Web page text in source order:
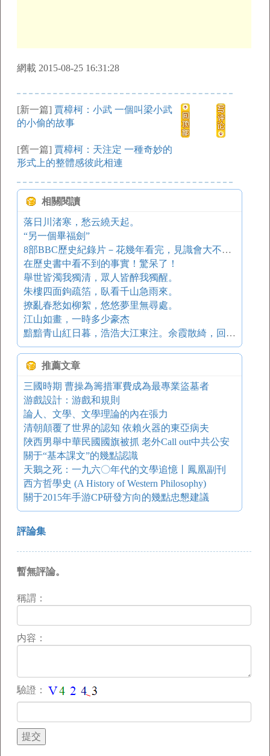
網載 2015-08-25 16:31:28
[新一篇] 賈樟柯：小武 一個叫梁小武
的小偷的故事
[舊一篇] 賈樟柯：天注定 一種奇妙的
形式上的整體感彼此相連
相關閱讀
落日川渚寒，愁云繞天起。
“另一個畢福劍”
8部BBC歷史紀錄片－花幾年看完，見識會大不一樣
在歷史書中看不到的事實！驚呆了！
舉世皆濁我獨清，眾人皆醉我獨醒。
朱樓四面鉤疏箔，臥看千山急雨來。
撩亂春愁如柳絮，悠悠夢里無尋處。
江山如畫，一時多少豪杰
黯黯青山紅日暮，浩浩大江東注。余霞散綺，回向煙波路。
推薦文章
三國時期 曹操為籌措軍費成為最專業盜墓者
游戲設計：游戲和規則
論人、文學、文學理論的內在張力
清朝顛覆了世界的認知 依賴火器的東亞病夫
陜西男舉中華民國國旗被抓 老外Call out中共公安
關于“基本課文”的幾點認識
天鵝之死：一九六〇年代的文學追憶丨鳳凰副刊
西方哲學史 (A History of Western Philosophy)
關于2015年手游CP研發方向的幾點忠懇建議
評論集
暫無評論。
稱謂：
内容：
驗證：